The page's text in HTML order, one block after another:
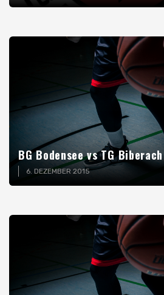
BG Bodensee vs TG Biberach
6. DEZEMBER 2015